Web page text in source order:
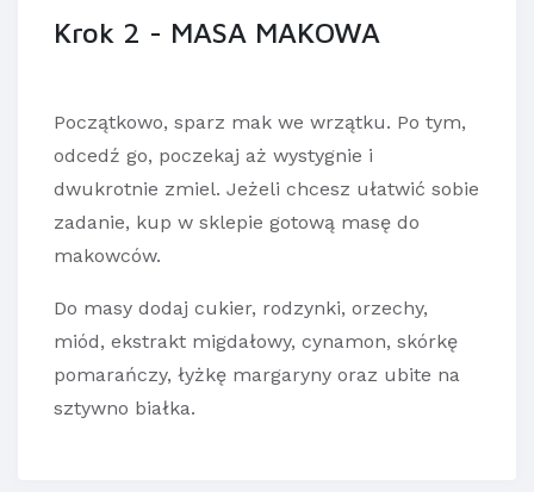
Krok 2 - MASA MAKOWA
Początkowo, sparz mak we wrzątku. Po tym,
odcedź go, poczekaj aż wystygnie i
dwukrotnie zmiel. Jeżeli chcesz ułatwić sobie
zadanie, kup w sklepie gotową masę do
makowców.
Do masy dodaj cukier, rodzynki, orzechy,
miód, ekstrakt migdałowy, cynamon, skórkę
pomarańczy, łyżkę margaryny oraz ubite na
sztywno białka.